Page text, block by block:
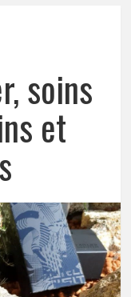
soins
et